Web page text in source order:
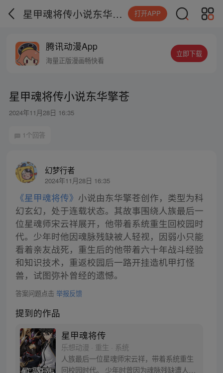
星甲魂将传小说东华擎苍 打开APP
腾讯动漫App
海量正版漫画畅快看
立即下载
星甲魂将传小说东华擎苍
2024年11月28日 16:35
1个回答
幻梦行者
2024年11月28日 16:35
《星甲魂将传》 小说由东华擎苍创作，类型为科
幻玄幻，处于连载状态。其故事围绕人族最后一
位星魂师宋云祥展开，他带着系统重生回校园时
代。少年时他因魂脉残缺被人轻视，因弱小只能
看着亲友战死，重生后的他带着六十年战斗经验
和知识技术，重返校园后一路开挂造机甲打怪
兽，试图弥补曾经的遗憾。
答案问题点击 举报反馈
提到的作品
星甲魂将传
乐想动漫 · 重生 · 系统
人族最后一位星魂师宋云祥，带着系统重生
回校园时代。 少年时曾因为魂脉残缺遭人白